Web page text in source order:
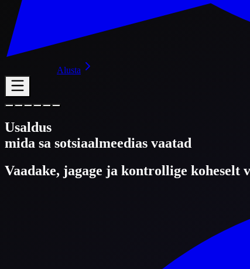
Alusta
Usaldus
mida sa sotsiaalmeedias vaatad
Vaadake, jagage ja kontrollige koheselt